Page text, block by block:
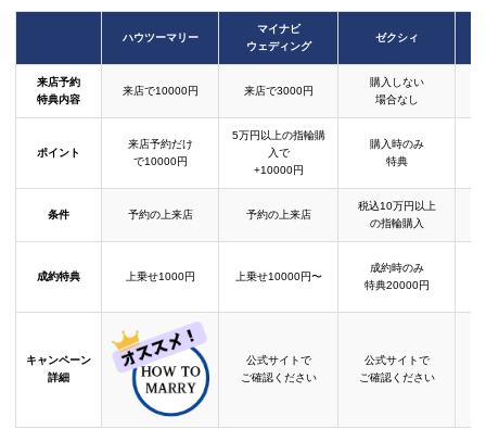
ハウツーマリー
マイナビ
ウェディング
ゼクシィ
来店予約
特典内容
来店で10000円 来店で3000円
購入しない
場合なし
ポイント
来店予約だけ
で10000円
5万円以上の指輪購
入で
+10000円
購入時のみ
特典
条件 予約の上来店 予約の上来店
税込10万円以上
の指輪購入
成約特典 上乗せ1000円 上乗せ10000円〜
成約時のみ
特典20000円
キャンペーン
詳細
公式サイトで
ご確認ください
公式サイトで
ご確認ください